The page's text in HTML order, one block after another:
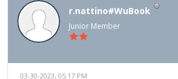
r.nattino#WuBook
Junior Member
03-30-2023, 05:17 PM